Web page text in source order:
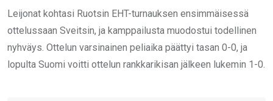
Leijonat kohtasi Ruotsin EHT-turnauksen ensimmäisessä
ottelussaan Sveitsin, ja kamppailusta muodostui todellinen
nyhväys. Ottelun varsinainen peliaika päättyi tasan 0-0, ja
lopulta Suomi voitti ottelun rankkarikisan jälkeen lukemin 1-0.